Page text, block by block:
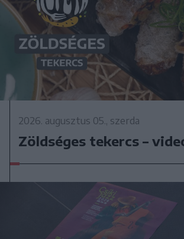
2026. augusztus 05., szerda
Zöldséges tekercs –